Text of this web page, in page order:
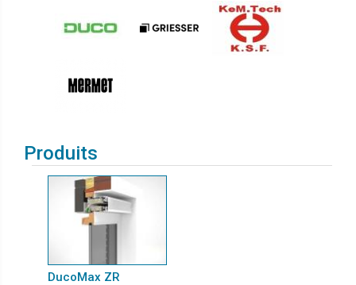
Produits
DucoMax ZR